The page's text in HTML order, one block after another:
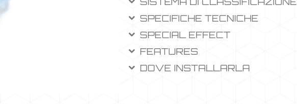
SPECIFICHE TECNICHE
SPECIAL EFFECT
FEATURES
DOVE INSTALLARLA